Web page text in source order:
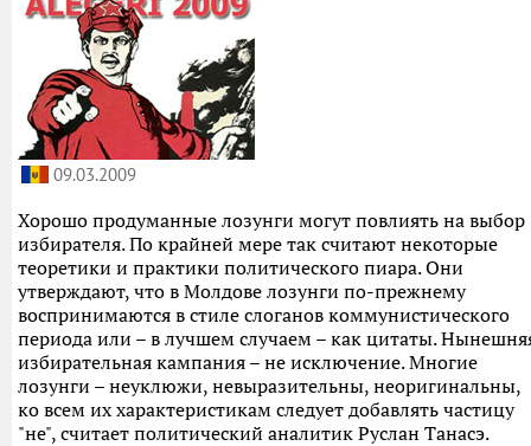
09.03.2009
Хорошо продуманные лозунги могут повлиять на выбор
избирателя. По крайней мере так считают некоторые
теоретики и практики политического пиара. Они
утверждают, что в Молдове лозунги по-прежнему
воспринимаются в стиле слоганов коммунистического
периода или – в лучшем случаем – как цитаты.
избирательная кампания – не исключение. Многие
лозунги – неуклюжи, невыразительны, неоригинальны,
ко всем их характеристикам следует добавлять частицу
"не", считает политический аналитик Руслан Танасэ.